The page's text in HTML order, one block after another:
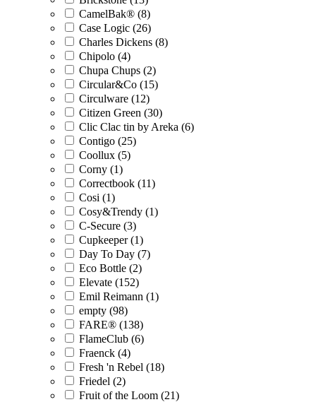
CamelBak® (8)
Case Logic (26)
Charles Dickens (8)
Chipolo (4)
Chupa Chups (2)
Circular&Co (15)
Circulware (12)
Citizen Green (30)
Clic Clac tin by Areka (6)
Contigo (25)
Coollux (5)
Corny (1)
Correctbook (11)
Cosi (1)
Cosy&Trendy (1)
C-Secure (3)
Cupkeeper (1)
Day To Day (7)
Eco Bottle (2)
Elevate (152)
Emil Reimann (1)
empty (98)
FARE® (138)
FlameClub (6)
Fraenck (4)
Fresh 'n Rebel (18)
Friedel (2)
Fruit of the Loom (21)